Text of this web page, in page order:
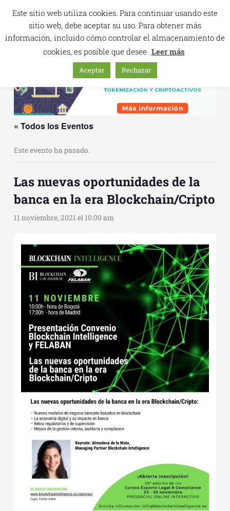
contenido
« Todos los Eventos
Este evento ha pasado.
Las nuevas oportunidades de la
banca en la era Blockchain/Cripto
11 noviembre, 2021 el 10:00 am
Este sitio web utiliza cookies. Para continuar usando este
sitio web, debe aceptar su uso. Para obtener más
información, incluido cómo controlar el almacenamiento de
cookies, es posible que desee Leer más
Aceptar Rechazar